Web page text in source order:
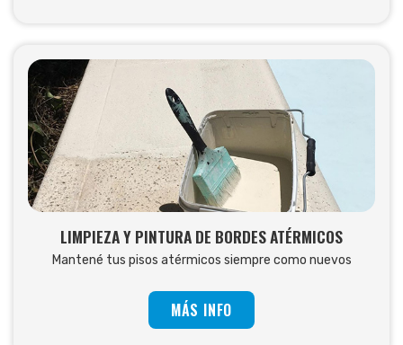
LIMPIEZA Y PINTURA DE BORDES ATÉRMICOS
Mantené tus pisos atérmicos siempre como nuevos
MÁS INFO